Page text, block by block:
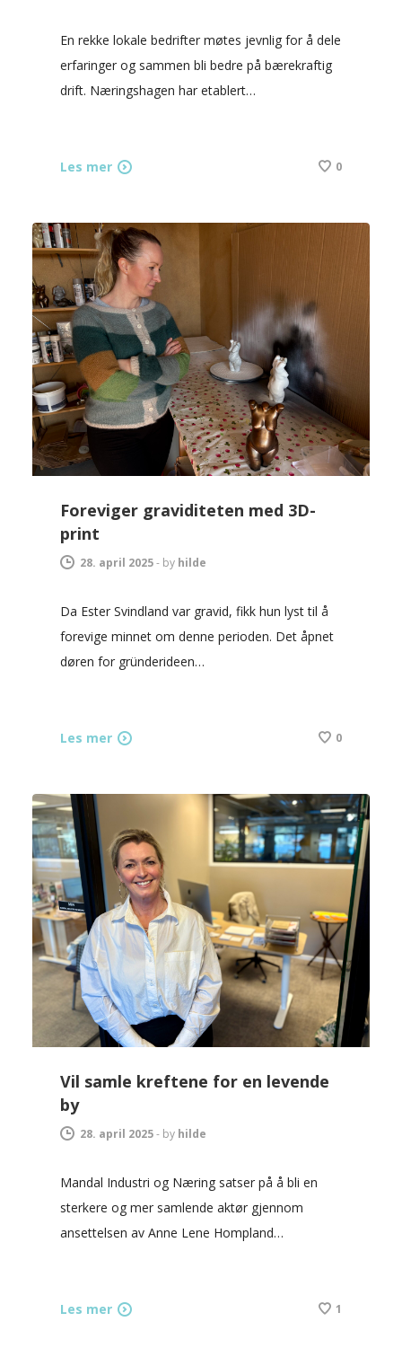
En rekke lokale bedrifter møtes jevnlig for å dele
erfaringer og sammen bli bedre på bærekraftig
drift. Næringshagen har etablert…
Les mer 0
Foreviger graviditeten med 3D-
print
28. april 2025- by hilde
Da Ester Svindland var gravid, fikk hun lyst til å
forevige minnet om denne perioden. Det åpnet
døren for gründerideen…
Les mer 0
Vil samle kreftene for en levende
by
28. april 2025- by hilde
Mandal Industri og Næring satser på å bli en
sterkere og mer samlende aktør gjennom
ansettelsen av Anne Lene Hompland…
Les mer 1